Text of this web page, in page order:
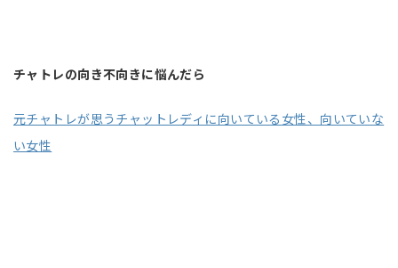
チャトレの向き不向きに悩んだら
元チャトレが思うチャットレディに向いている女性、向いていな
い女性